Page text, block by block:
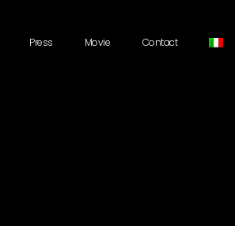
Press Movie Contact